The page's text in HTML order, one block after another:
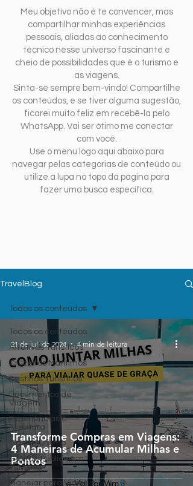
Meu objetivo não é te convencer, mas
compartilhar minhas experiências
pessoais, aliadas ao conhecimento
técnico nesse universo fascinante e
cheio de possibilidades que é o turismo e
as viagens.
Sinta-se sempre bem-vindo! Compartilhe
os conteúdos, e se tiver alguma sugestão,
ficarei muito feliz em recebê-la pelo
WhatsApp. Vai ser ótimo me conectar
com você.
Use o menu logo aqui abaixo para
navegar pelas categorias de conteúdo ou
utilize a lupa no topo da página para
fazer uma busca específica.
TravelBlog
Todos os conteúdos
Atrativos Turísticos
Cruzeiros Marítimos
Destinos Turísticos
Documentos de
Viagem
Experiências e
Aventura
Gastroturismo
Gestão Pública em
Turismo
Planejar para Viajar
Todos os conteúdos
Transforme Compras em Viagens:
4 Maneiras de Acumular Milhas e
Pontos
21 de jul. de 2024 4 min de leitura